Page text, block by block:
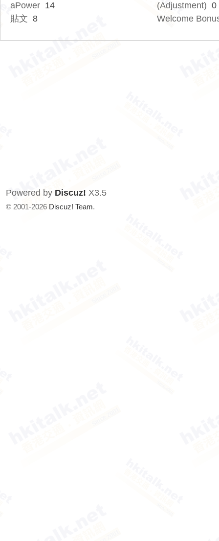
aPower 14 (Adjustment) 0
貼文 8 Welcome
Powered by Discuz! X3.5
© 2001-2026 Discuz! Team.